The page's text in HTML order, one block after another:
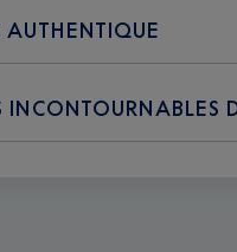
INCONTOURNABLES